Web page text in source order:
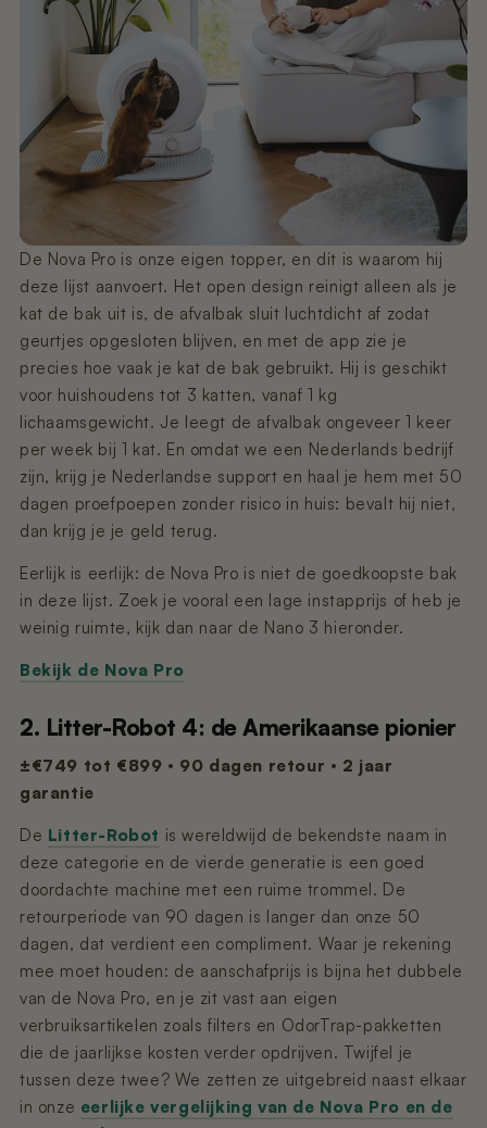
De Nova Pro is onze eigen topper, en dit is waarom hij
deze lijst aanvoert. Het open design reinigt alleen als je
kat de bak uit is, de afvalbak sluit luchtdicht af zodat
geurtjes opgesloten blijven, en met de app zie je
precies hoe vaak je kat de bak gebruikt. Hij is geschikt
voor huishoudens tot 3 katten, vanaf 1 kg
lichaamsgewicht. Je leegt de afvalbak ongeveer 1 keer
per week bij 1 kat. En omdat we een Nederlands bedrijf
zijn, krijg je Nederlandse support en haal je hem met 50
dagen proefpoepen zonder risico in huis: bevalt hij niet,
dan krijg je je geld terug.
Eerlijk is eerlijk: de Nova Pro is niet de goedkoopste bak
in deze lijst. Zoek je vooral een lage instapprijs of heb je
weinig ruimte, kijk dan naar de Nano 3 hieronder.
Bekijk de Nova Pro
2. Litter-Robot 4: de Amerikaanse pionier
±€749 tot €899 · 90 dagen retour · 2 jaar
garantie
De Litter-Robot is wereldwijd de bekendste naam in
deze categorie en de vierde generatie is een goed
doordachte machine met een ruime trommel. De
retourperiode van 90 dagen is langer dan onze 50
dagen, dat verdient een compliment. Waar je rekening
mee moet houden: de aanschafprijs is bijna het dubbele
van de Nova Pro, en je zit vast aan eigen
verbruiksartikelen zoals filters en OdorTrap-pakketten
die de jaarlijkse kosten verder opdrijven. Twijfel je
tussen deze twee? We zetten ze uitgebreid naast elkaar
in onze eerlijke vergelijking van de Nova Pro en de